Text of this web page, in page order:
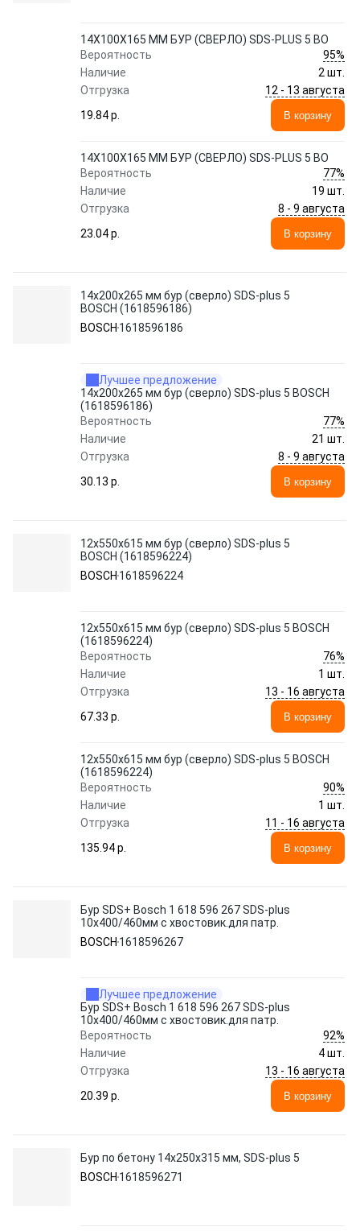
14Х100Х165 ММ БУР (СВЕРЛО) SDS-PLUS 5 BO
Вероятность
95%
Наличие
2 шт.
Отгрузка
12 - 13 августа
19.84 p.
В корзину
14Х100Х165 ММ БУР (СВЕРЛО) SDS-PLUS 5 BO
Вероятность
77%
Наличие
19 шт.
Отгрузка
8 - 9 августа
23.04 p.
В корзину
14х200х265 мм бур (сверло) SDS-plus 5
BOSCH (1618596186)
BOSCH 1618596186
Лучшее предложение
14х200х265 мм бур (сверло) SDS-plus 5 BOSCH
(1618596186)
Вероятность
77%
Наличие
21 шт.
Отгрузка
8 - 9 августа
30.13 p.
В корзину
12х550х615 мм бур (сверло) SDS-plus 5
BOSCH (1618596224)
BOSCH 1618596224
12х550х615 мм бур (сверло) SDS-plus 5 BOSCH
(1618596224)
Вероятность
76%
Наличие
1 шт.
Отгрузка
13 - 16 августа
67.33 p.
В корзину
12х550х615 мм бур (сверло) SDS-plus 5 BOSCH
(1618596224)
Вероятность
90%
Наличие
1 шт.
Отгрузка
11 - 16 августа
135.94 p.
В корзину
Бур SDS+ Bosch 1 618 596 267 SDS-plus
10x400/460мм с хвостовик.для патр.
BOSCH 1618596267
Лучшее предложение
Бур SDS+ Bosch 1 618 596 267 SDS-plus
10x400/460мм с хвостовик.для патр.
Вероятность
92%
Наличие
4 шт.
Отгрузка
13 - 16 августа
20.39 p.
В корзину
Бур по бетону 14х250х315 мм, SDS-plus 5
BOSCH 1618596271